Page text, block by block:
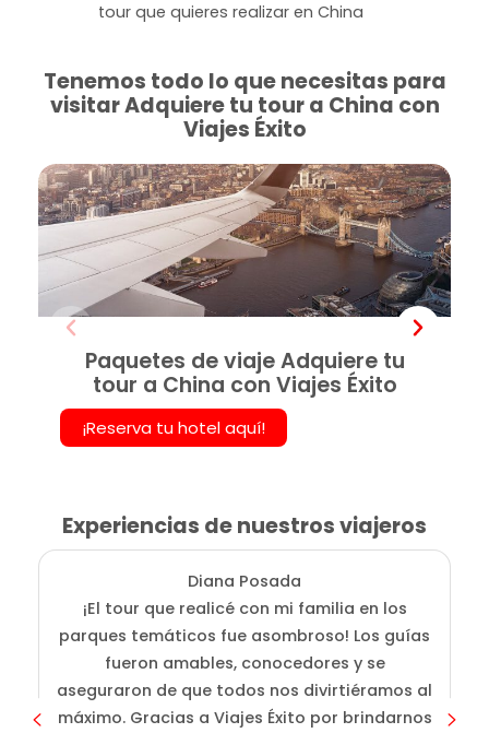
tour que quieres realizar en China
Tenemos todo lo que necesitas para
visitar Adquiere tu tour a China con
Viajes Éxito
Paquetes de viaje Adquiere tu
tour a China con Viajes Éxito
¡Reserva tu hotel aquí!
Experiencias de nuestros viajeros
Diana Posada
¡El tour que realicé con mi familia en los
parques temáticos fue asombroso! Los guías
fueron amables, conocedores y se
aseguraron de que todos nos divirtiéramos al
máximo. Gracias a Viajes Éxito por brindarnos